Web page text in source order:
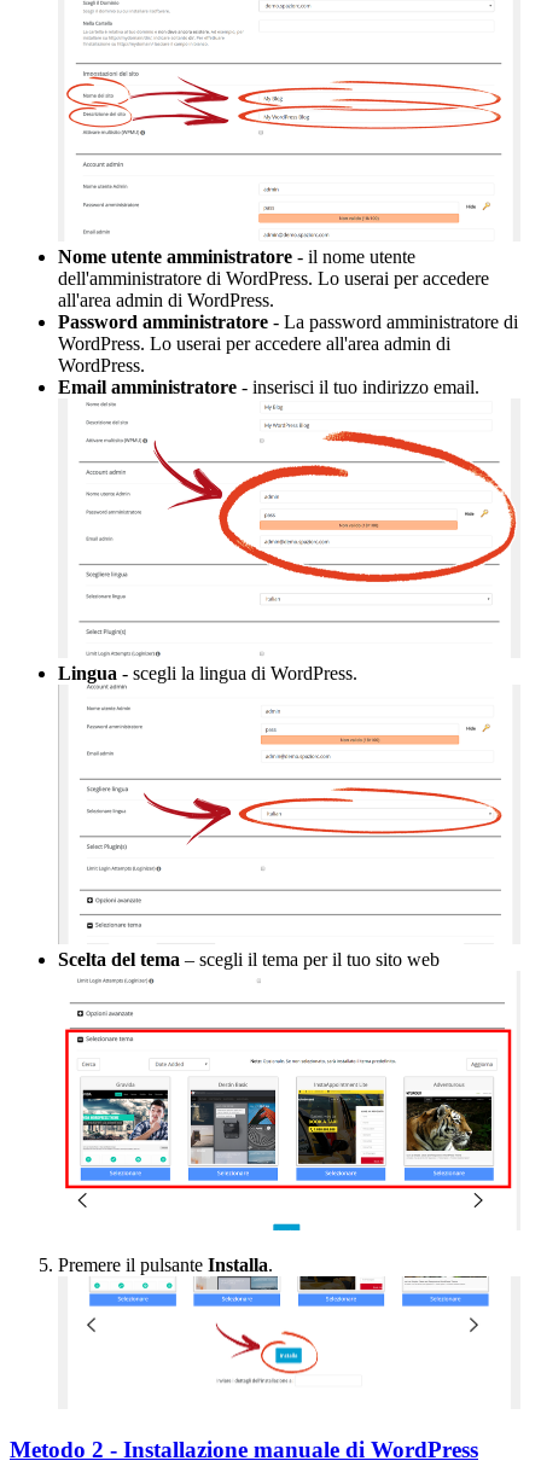
Nome utente amministratore - il nome utente
dell'amministratore di WordPress. Lo userai per accedere
all'area admin di WordPress.
Password amministratore - La password amministratore di
WordPress. Lo userai per accedere all'area admin di
WordPress.
Email amministratore - inserisci il tuo indirizzo email.
Lingua - scegli la lingua di WordPress.
Scelta del tema – scegli il tema per il tuo sito web
Premere il pulsante Installa.
Metodo 2 - Installazione manuale di WordPress